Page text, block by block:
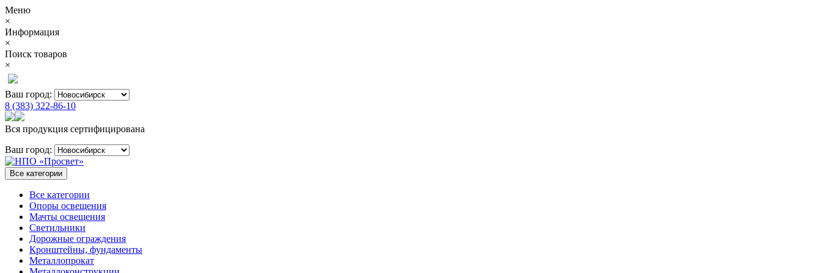
Меню
×
Информация
×
Поиск товаров
×
Ваш город:
8 (383) 322-86-10
Вся продукция сертифицирована
Ваш город:
Все категории
Все категории
Опоры освещения
Мачты освещения
Светильники
Дорожные ограждения
Кронштейны, фундаменты
Металлопрокат